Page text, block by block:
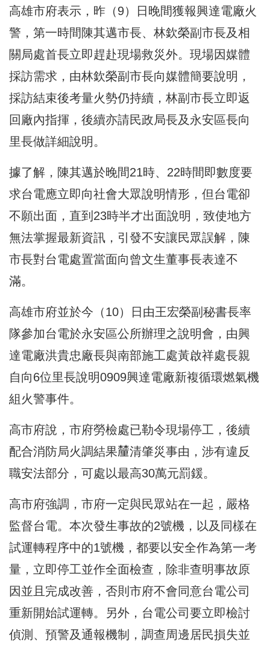
高雄市府表示，昨（9）日晚間獲報興達電廠火
警，第一時間陳其邁市長、林欽榮副市長及相
關局處首長立即趕赴現場救災外。現場因媒體
採訪需求，由林欽榮副市長向媒體簡要說明，
採訪結束後考量火勢仍持續，林副市長立即返
回廠內指揮，後續亦請民政局長及永安區長向
里長做詳細說明。
據了解，陳其邁於晚間21時、22時間即數度要
求台電應立即向社會大眾說明情形，但台電卻
不願出面，直到23時半才出面說明，致使地方
無法掌握最新資訊，引發不安讓民眾誤解，陳
市長對台電處置當面向曾文生董事長表達不
滿。
高雄市府並於今（10）日由王宏榮副秘書長率
隊參加台電於永安區公所辦理之說明會，由興
達電廠洪貴忠廠長與南部施工處黃啟祥處長親
自向6位里長說明0909興達電廠新複循環燃氣機
組火警事件。
高市府說，市府勞檢處已勒令現場停工，後續
配合消防局火調結果𨤳清肇災事由，涉有違反
職安法部分，可處以最高30萬元罰鍰。
高市府強調，市府一定與民眾站在一起，嚴格
監督台電。本次發生事故的2號機，以及同樣在
試運轉程序中的1號機，都要以安全作為第一考
量，立即停工並作全面檢查，除非查明事故原
因並且完成改善，否則市府不會同意台電公司
重新開始試運轉。另外，台電公司要立即檢討
偵測、預警及通報機制，調查周邊居民損失並